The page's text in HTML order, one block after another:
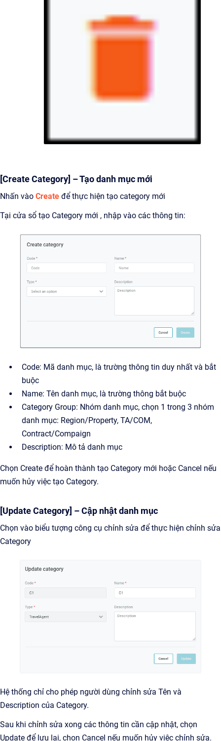
[Create Category] – Tạo danh mục mới
Nhấn vào Create để thực hiện tạo category mới
Tại cửa sổ tạo Category mới , nhập vào các thông tin:
Code: Mã danh mục, là trường thông tin duy nhất và bắt
buộc
Name: Tên danh mục, là trường thông bắt buộc
Category Group: Nhóm danh mục, chọn 1 trong 3 nhóm
danh mục: Region/Property, TA/COM,
Contract/Compaign
Description: Mô tả danh mục
Chọn Create để hoàn thành tạo Category mới hoặc Cancel nếu
muốn hủy việc tạo Category.
[Update Category] – Cập nhật danh mục
Chọn vào biểu tượng công cụ chỉnh sửa để thực hiện chỉnh sửa
Category
Hệ thống chỉ cho phép người dùng chỉnh sửa Tên và
Description của Category.
Sau khi chỉnh sửa xong các thông tin cần cập nhật, chọn
Update để lưu lại, chọn Cancel nếu muốn hủy việc chỉnh sửa.